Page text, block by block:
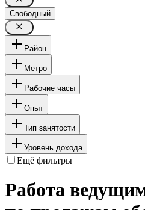
Свободный
Район
Метро
Рабочие часы
Опыт
Тип занятости
Уровень дохода
Ещё фильтры
Работа